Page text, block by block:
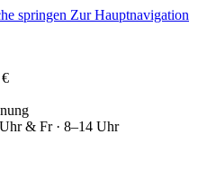
springen Zur Hauptnavigation
& Fr · 8–14 Uhr